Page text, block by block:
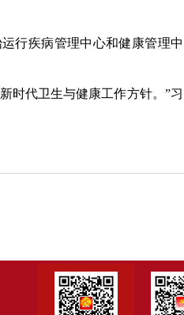
行疾病管理中心和健康管理中
时代卫生与健康工作方针。”习